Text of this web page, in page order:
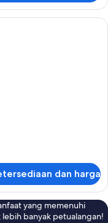
selimut bulu angsa,
dan harga
yang memenuhi
banyak petualangan!